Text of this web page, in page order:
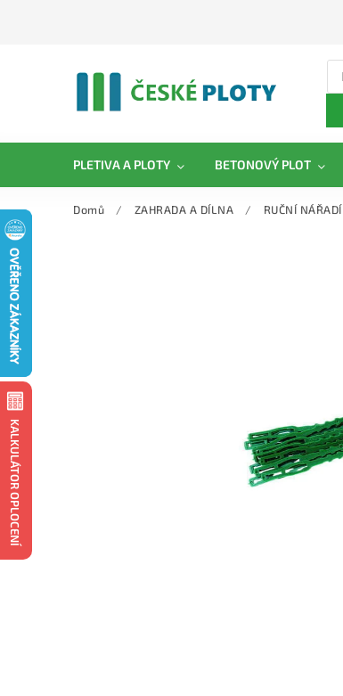
PLETIVA A PLOTY BETONOVÝ PLOT
Domů / ZAHRADA A DÍLNA / RUČNÍ NÁŘADÍ
KALKULÁTOR OPLOCENÍ